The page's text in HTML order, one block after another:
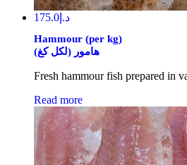
د.إ 175.0
Hammour (per kg)
(لكل كغ) هامور
Read more